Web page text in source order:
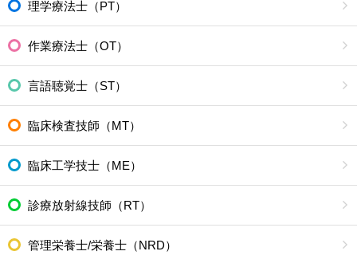
理学療法士（PT）
作業療法士（OT）
言語聴覚士（ST）
臨床検査技師（MT）
臨床工学技士（ME）
診療放射線技師（RT）
管理栄養士/栄養士（NRD）